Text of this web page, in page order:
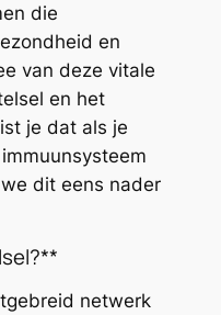
die
en
van deze vitale
en het
je dat als je
dit eens nader
netwerk